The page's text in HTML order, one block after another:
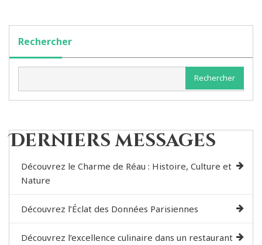
Rechercher
Rechercher
Derniers messages
Découvrez le Charme de Réau : Histoire, Culture et
Nature
Découvrez l’Éclat des Données Parisiennes
Découvrez l’excellence culinaire dans un restaurant